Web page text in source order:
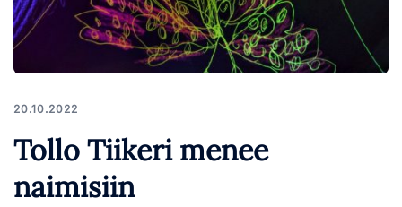
20.10.2022
Tollo Tiikeri menee
naimisiin